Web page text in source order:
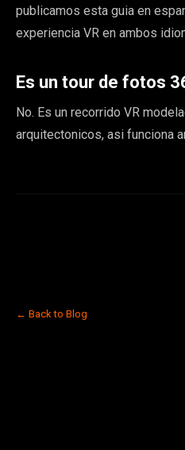
publicamos esta guia en
experiencia VR en ambos
Es un tour de fotos
No. Es un recorrido VR
arquitectonicos, asi funciona
← Back to Blog